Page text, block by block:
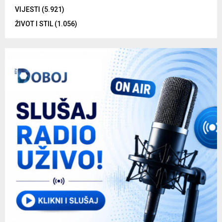
VIJESTI (5.921)
ŽIVOT I STIL (1.056)